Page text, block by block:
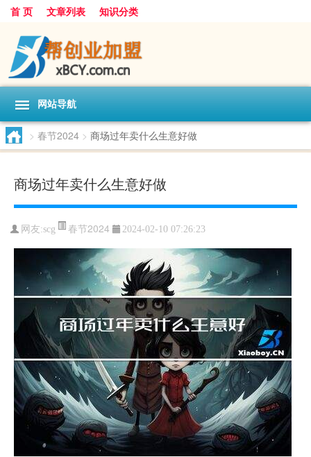
首 页 文章列表 知识分类
网站导航
> 春节2024 > 商场过年卖什么生意好做
商场过年卖什么生意好做
网友:scg 春节2024 2024-02-10 07:26:23